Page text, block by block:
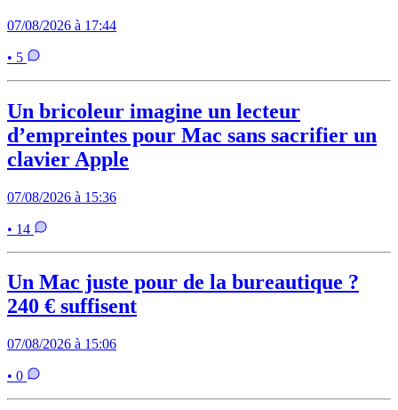
07/08/2026 à 17:44
• 5
Un bricoleur imagine un lecteur
d’empreintes pour Mac sans sacrifier un
clavier Apple
07/08/2026 à 15:36
• 14
Un Mac juste pour de la bureautique ?
240 € suffisent
07/08/2026 à 15:06
• 0